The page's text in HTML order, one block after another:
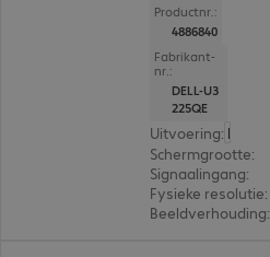
Productnr.:
4886840
Fabrikant-
nr.:
DELL-U3
225QE
Uitvoering: Europa
Schermgrootte:
Signaalingang:
Fysieke resolutie:
Beeldverhouding: